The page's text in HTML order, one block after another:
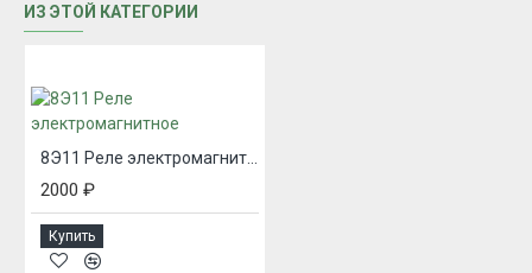
ИЗ ЭТОЙ КАТЕГОРИИ
2000 ₽
Купить